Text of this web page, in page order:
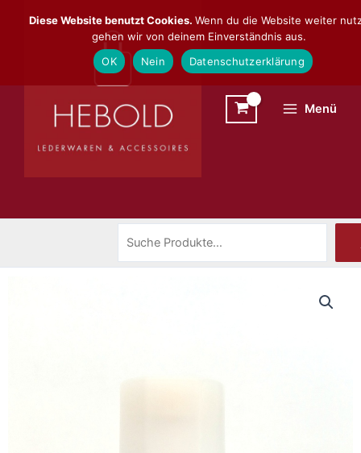
Inhalt
Menü
Diese Website benutzt Cookies. Wenn du die Website weiter
gehen wir von deinem Einverständnis aus.
OK
Nein Datenschutzerklärung